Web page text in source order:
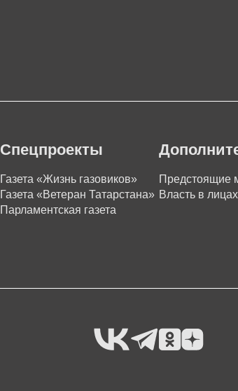
Спецпроекты
Газета «Жизнь газовиков»
Газета «Ветеран Татарстана»
Парламентская газета
Предстоящие
Власть в лицах